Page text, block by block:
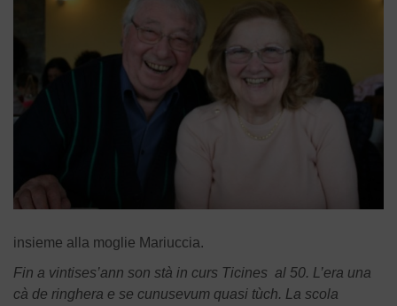
insieme alla moglie Mariuccia.
Fin a vintises’ann son stà in curs Ticines al 50. L’era una
cà de ringhera e se cunusevum quasi tùch. La scola